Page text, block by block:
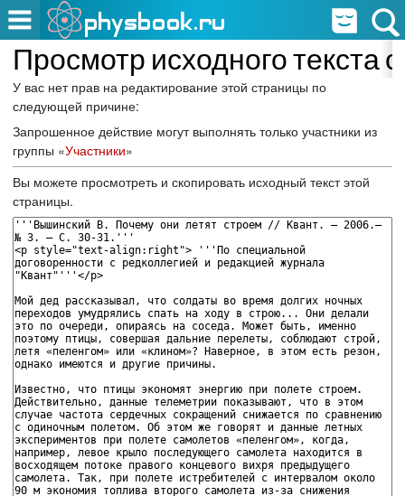
Просмотр исходного текста
У вас нет прав на редактирование этой страницы по
следующей причине:
Запрошенное действие могут выполнять только участники из
группы «Участники»
Вы можете просмотреть и скопировать исходный текст этой
страницы.